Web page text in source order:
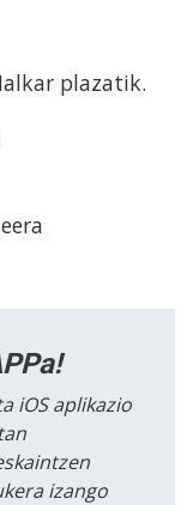
plazatik.
iOS aplikazio
izango